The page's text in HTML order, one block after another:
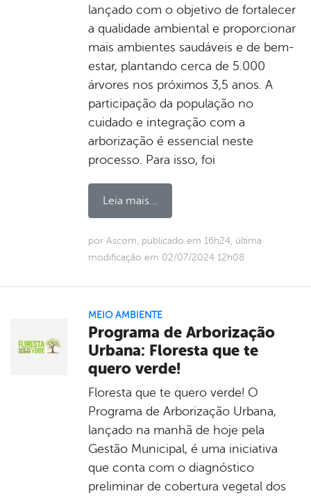
lançado com o objetivo de fortalecer
a qualidade ambiental e proporcionar
mais ambientes saudáveis e de bem-
estar, plantando cerca de 5.000
árvores nos próximos 3,5 anos. A
participação da população no
cuidado e integração com a
arborização é essencial neste
processo. Para isso, foi
Leia mais...
por Ascom, publicado em 16h24, última
modificação em 02/07/2024 12h08
MEIO AMBIENTE
Programa de Arborização
Urbana: Floresta que te
quero verde!
Floresta que te quero verde! O
Programa de Arborização Urbana,
lançado na manhã de hoje pela
Gestão Municipal, é uma iniciativa
que conta com o diagnóstico
preliminar de cobertura vegetal dos